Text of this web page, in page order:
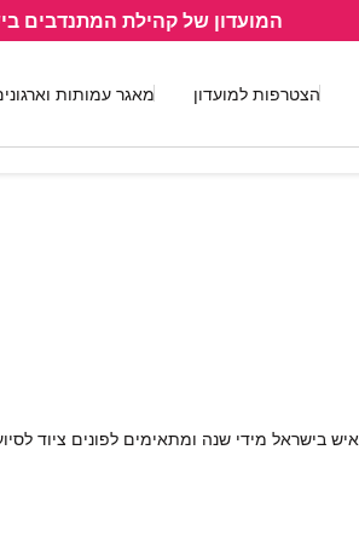
המועדון של קהילת המתנדבים
הצטרפות למועדון מאגר עמותות